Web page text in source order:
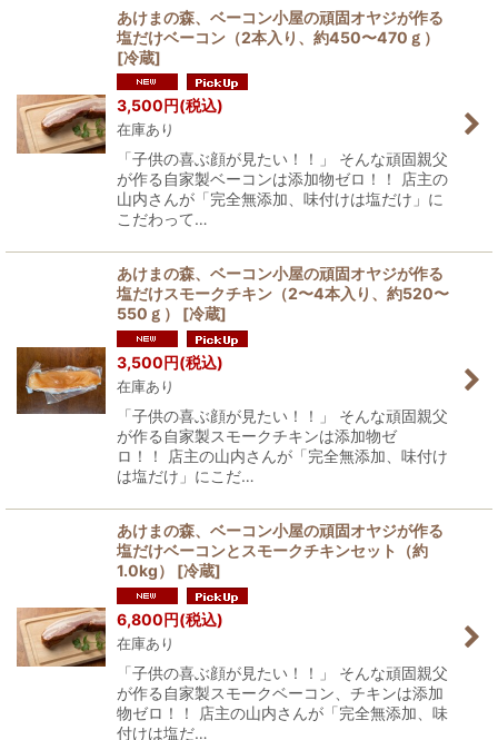
あけまの森、ベーコン小屋の頑固オヤジが作る
塩だけベーコン（2本入り、約450〜470ｇ）
[冷蔵]
3,500 円(税込)
在庫あり
「子供の喜ぶ顔が見たい！！」 そんな頑固親父
が作る自家製ベーコンは添加物ゼロ！！ 店主の
山内さんが「完全無添加、味付けは塩だけ」に
こだわって…
あけまの森、ベーコン小屋の頑固オヤジが作る
塩だけスモークチキン（2〜4本入り、約520〜
550ｇ）
[冷蔵]
3,500円(税込)
在庫あり
「子供の喜ぶ顔が見たい！！」 そんな頑固親父
が作る自家製スモークチキンは添加物ゼ
ロ！！ 店主の山内さんが「完全無添加、味付け
は塩だけ」にこだ…
あけまの森、ベーコン小屋の頑固オヤジが作る
塩だけベーコンとスモークチキンセット（約
1.0kg）
[冷蔵]
6,800円(税込)
在庫あり
「子供の喜ぶ顔が見たい！！」 そんな頑固親父
が作る自家製スモークベーコン、チキンは添加
物ゼロ！！ 店主の山内さんが「完全無添加、味
付けは塩だ…